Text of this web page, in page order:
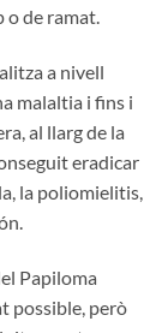
o de ramat.
a nivell
malaltia i fins i
al llarg de la
eradicar
la poliomielitis,
Papiloma
possible, però